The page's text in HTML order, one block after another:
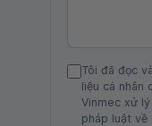
Tôi đã đọc
liệu cá nhân
Vinmec xử
pháp luật về